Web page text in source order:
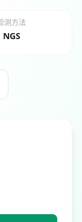
测方法
NGS